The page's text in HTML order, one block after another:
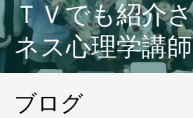
ＴＶでも紹介
ネス心理学講師
ブログ